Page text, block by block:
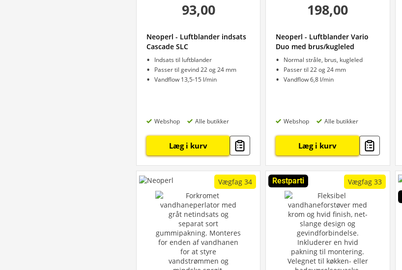
93,00
Neoperl - Luftblander indsats
Cascade SLC
Indsats til luftblander
Passer til gevind 22 og 24 mm
Vandflow 13,5-15 l/min
Webshop Alle butikker
Læg i kurv
198,00
Neoperl - Luftblander Vario
Duo med brus/kugleled
Normal stråle, brus, kugleled
Passer til 22 og 24 mm
Vandflow 6,8 l/min
Webshop Alle butikker
Læg i kurv
Vægfag 34 Restparti
Vægfag 33